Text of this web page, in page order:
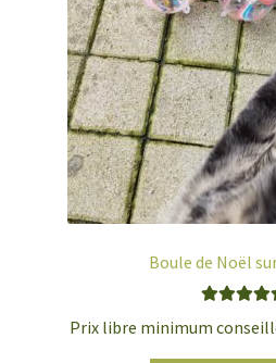
Boule de Noël
Prix libre minimum